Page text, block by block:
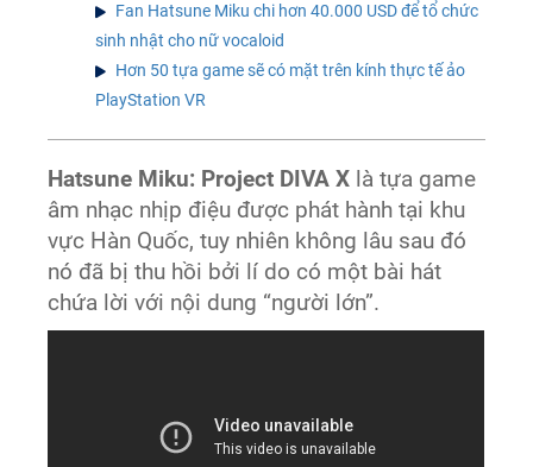
Fan Hatsune Miku chi hơn 40.000 USD để tổ chức
sinh nhật cho nữ vocaloid
Hơn 50 tựa game sẽ có mặt trên kính thực tế ảo
PlayStation VR
Hatsune Miku: Project DIVA X là tựa game
âm nhạc nhịp điệu được phát hành tại khu
vực Hàn Quốc, tuy nhiên không lâu sau đó
nó đã bị thu hồi bởi lí do có một bài hát
chứa lời với nội dung “người lớn”.